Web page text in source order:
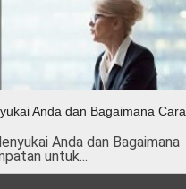
Anda dan Bagaimana Cara
Anda dan Bagaimana
untuk...